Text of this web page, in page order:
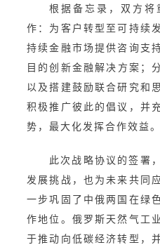
根据备忘录，双方
作：为客户转型至可持续
持续金融市场提供咨询支
目的创新金融解决方案；
以及搭建鼓励联合研究和
积极推广彼此的倡议，并
势，最大化发挥合作效益。
此次战略协议的签署
发展挑战，也为未来共同
一步巩固了中俄两国在绿
作地位。俄罗斯天然气工
于推动向低碳经济转型，